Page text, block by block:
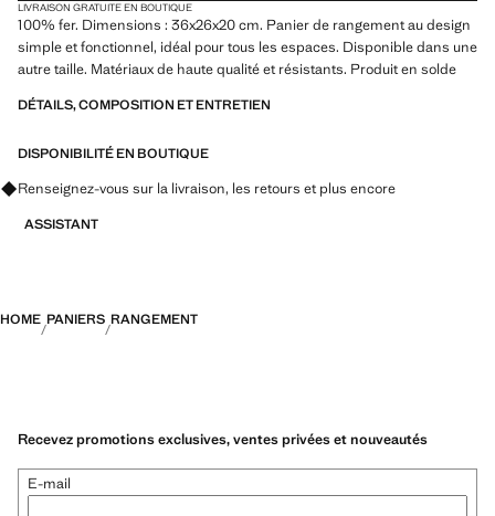
LIVRAISON GRATUITE EN BOUTIQUE
100% fer. Dimensions : 36x26x20 cm. Panier de rangement au design
simple et fonctionnel, idéal pour tous les espaces. Disponible dans une
autre taille. Matériaux de haute qualité et résistants. Produit en solde
DÉTAILS, COMPOSITION ET ENTRETIEN
DISPONIBILITÉ EN BOUTIQUE
Renseignez-vous sur la livraison, les retours et plus encore
ASSISTANT
HOME PANIERS RANGEMENT
Recevez promotions exclusives, ventes privées et nouveautés
E-mail